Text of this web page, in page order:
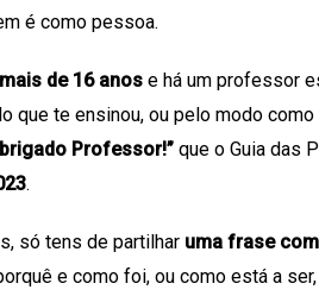
é como pessoa.
mais de 16 anos e há um professor
que te ensinou, ou pelo modo
Professor!” que o Guia das
.
só tens de partilhar uma frase
e como foi, ou como está a